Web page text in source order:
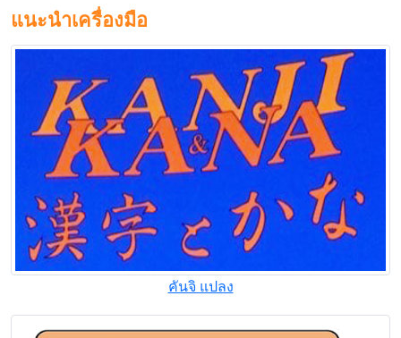
แนะนําเครื่องมือ
คันจิ แปลง